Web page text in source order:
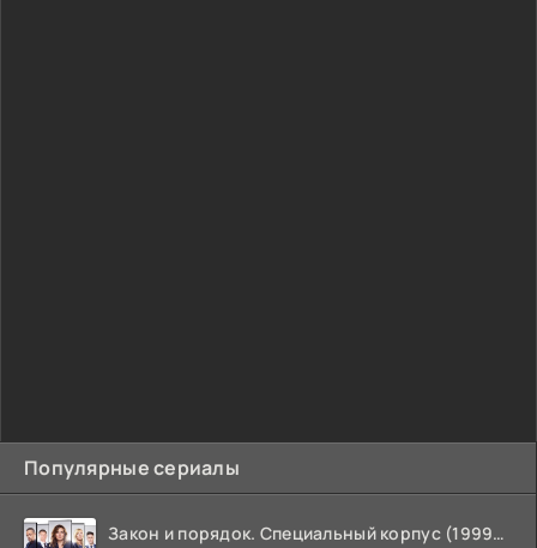
Популярные сериалы
Закон и порядок. Специальный корпус (1999-2026)